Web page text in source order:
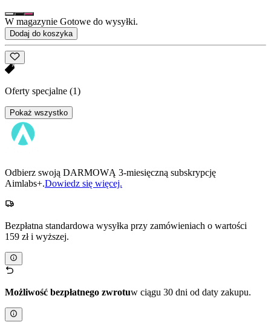
W magazynie Gotowe do wysyłki.
Dodaj do koszyka
Oferty specjalne (1)
Pokaż wszystko
Odbierz swoją DARMOWĄ 3-miesięczną subskrypcję
Aimlabs+.Dowiedz się więcej.
Bezpłatna standardowa wysyłka przy zamówieniach o wartości
159 zł i wyższej.
Możliwość bezpłatnego zwrotuw ciągu 30 dni od daty zakupu.